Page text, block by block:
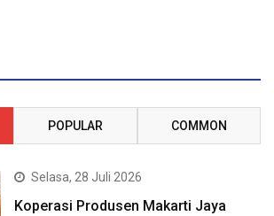
POPULAR COMMON
Selasa, 28 Juli 2026
Koperasi Produsen Makarti Jaya